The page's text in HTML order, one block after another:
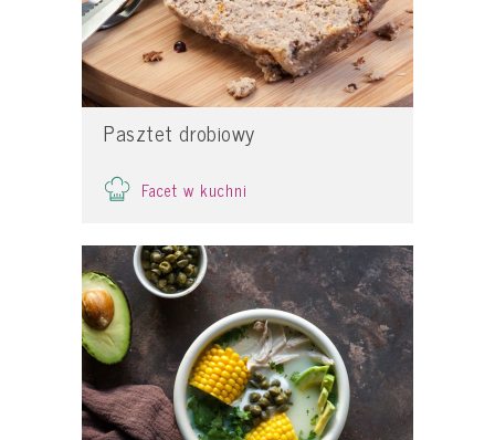
Pasztet drobiowy
Facet w kuchni